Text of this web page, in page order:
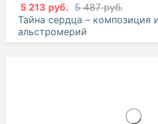
5 213 руб. 5 487 руб.
Тайна сердца – композиция
альстромерий